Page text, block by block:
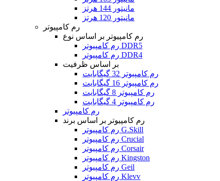
مانیتور 144 هرتز
مانیتور 120 هرتز
رم کامپیوتر
رم کامپیوتر بر اساس نوع
رم کامپیوتر DDR5
رم کامپیوتر DDR4
بر اساس ظرفیت
رم کامپیوتر 32 گیگابایت
رم کامپیوتر 16 گیگابایت
رم کامپیوتر 8 گیگابایت
رم کامپیوتر 4 گیگابایت
رم کامپیوتر
رم کامپیوتر بر اساس برند
رم کامپیوتر G.Skill
رم کامپیوتر Crucial
رم کامپیوتر Corsair
رم کامپیوتر Kingston
رم کامپیوتر Geil
رم کامپیوتر Klevv